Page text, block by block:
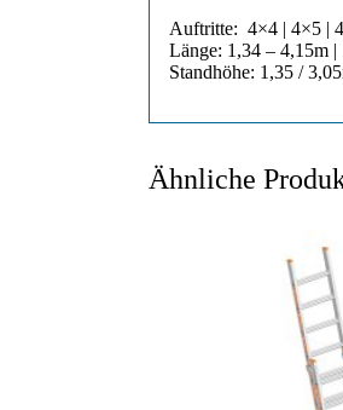
Auftritte: 4×4 | 4×5 |
Länge: 1,34 – 4,15m
Standhöhe: 1,35 /
Ähnliche